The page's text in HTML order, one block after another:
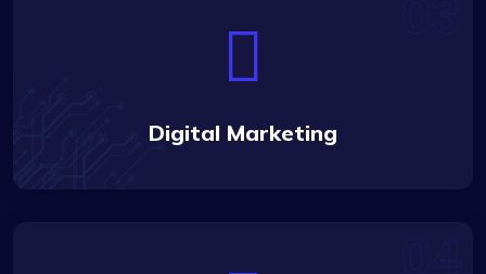
Digital Marketing